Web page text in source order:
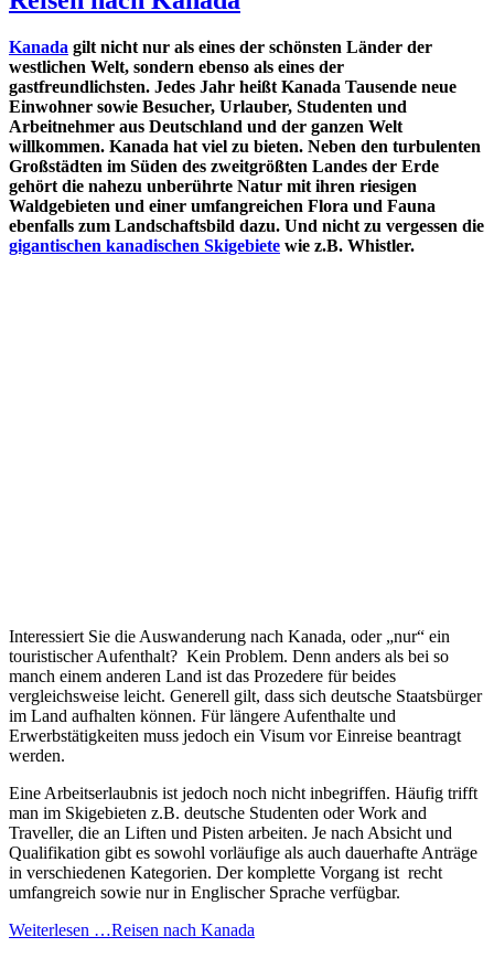
Kanada gilt nicht nur als eines der schönsten Länder der
westlichen Welt, sondern ebenso als eines der
gastfreundlichsten. Jedes Jahr heißt Kanada Tausende neue
Einwohner sowie Besucher, Urlauber, Studenten und
Arbeitnehmer aus Deutschland und der ganzen Welt
willkommen. Kanada hat viel zu bieten. Neben den turbulenten
Großstädten im Süden des zweitgrößten Landes der Erde
gehört die nahezu unberührte Natur mit ihren riesigen
Waldgebieten und einer umfangreichen Flora und Fauna
ebenfalls zum Landschaftsbild dazu. Und nicht zu vergessen die
gigantischen kanadischen Skigebiete wie z.B. Whistler.
Interessiert Sie die Auswanderung nach Kanada, oder „nur“ ein
touristischer Aufenthalt? Kein Problem. Denn anders als bei so
manch einem anderen Land ist das Prozedere für beides
vergleichsweise leicht. Generell gilt, dass sich deutsche Staatsbürger
im Land aufhalten können. Für längere Aufenthalte und
Erwerbstätigkeiten muss jedoch ein Visum vor Einreise beantragt
werden.
Eine Arbeitserlaubnis ist jedoch noch nicht inbegriffen. Häufig trifft
man im Skigebieten z.B. deutsche Studenten oder Work and
Traveller, die an Liften und Pisten arbeiten. Je nach Absicht und
Qualifikation gibt es sowohl vorläufige als auch dauerhafte Anträge
in verschiedenen Kategorien. Der komplette Vorgang ist recht
umfangreich sowie nur in Englischer Sprache verfügbar.
Weiterlesen …Reisen nach Kanada